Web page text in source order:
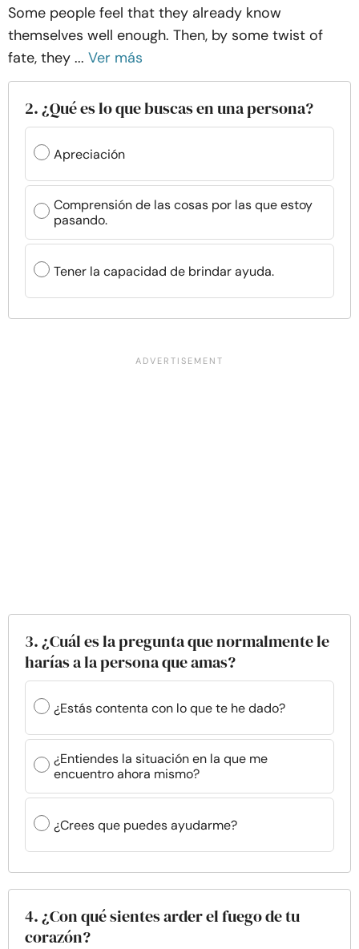
Some people feel that they already know
themselves well enough. Then, by some twist of
fate, they ... Ver más
2. ¿Qué es lo que buscas en una persona?
Apreciación
Comprensión de las cosas por las que estoy
pasando.
Tener la capacidad de brindar ayuda.
3. ¿Cuál es la pregunta que normalmente le
harías a la persona que amas?
¿Estás contenta con lo que te he dado?
¿Entiendes la situación en la que me
encuentro ahora mismo?
¿Crees que puedes ayudarme?
4. ¿Con qué sientes arder el fuego de tu
corazón?